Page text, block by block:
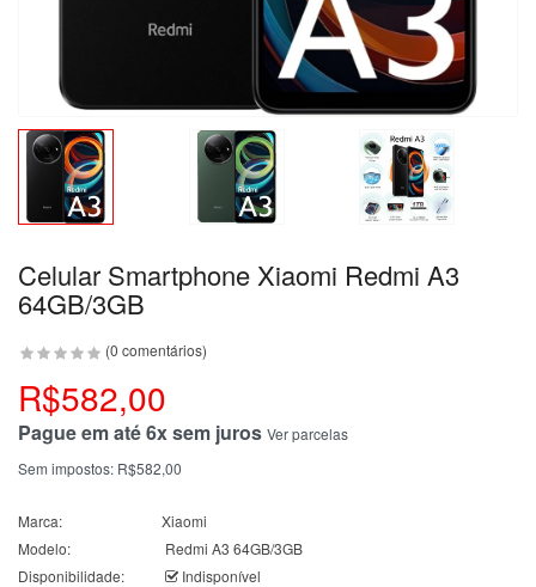
Celular Smartphone Xiaomi Redmi A3
64GB/3GB
(0 comentários)
R$582,00
Pague em até 6x sem juros Ver parcelas
Sem impostos: R$582,00
Marca:
Xiaomi
Modelo:
Redmi A3 64GB/3GB
Disponibilidade:
Indisponível